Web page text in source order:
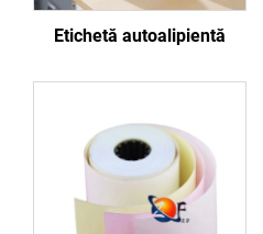
Etichetă autoalipientă